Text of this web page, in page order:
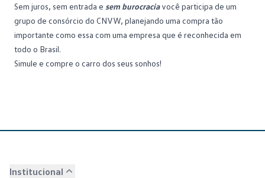
Sem juros, sem entrada e sem burocraciavocê participa de um
grupo de consórcio do CNVW, planejando uma compra tão
importante como essa com uma empresa que é reconhecida em
todo o Brasil.
Simule e compre o carro dos seus sonhos!
Institucional